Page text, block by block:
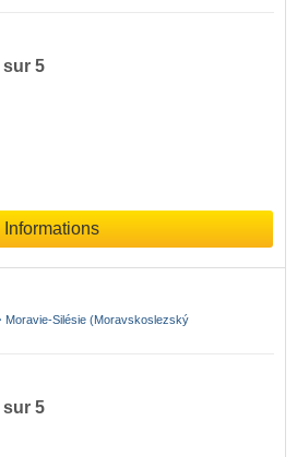
sur 5
Informations
Moravie-Silésie (Moravskoslezský
sur 5